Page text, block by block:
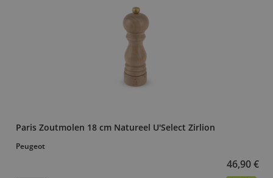
Paris Zoutmolen 18 cm Natureel U'Select Zirlion
Peugeot
46,90 €